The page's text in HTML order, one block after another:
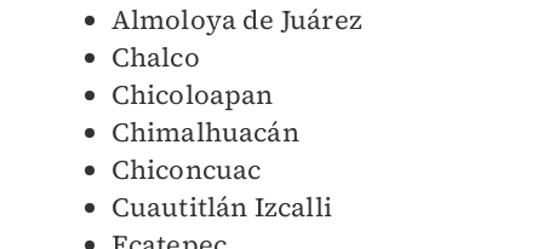
Almoloya de Juárez
Chalco
Chicoloapan
Chimalhuacán
Chiconcuac
Cuautitlán Izcalli